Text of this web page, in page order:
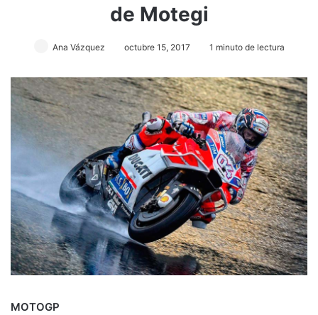
de Motegi
Ana Vázquez octubre 15, 2017 1 minuto de lectura
MOTOGP